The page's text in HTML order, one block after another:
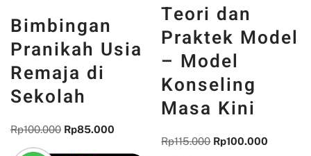
Bimbingan
Pranikah Usia
Remaja di
Sekolah
Rp100.000 Rp85.000
Teori dan
Praktek Model
– Model
Konseling
Masa Kini
Rp115.000 Rp100.000